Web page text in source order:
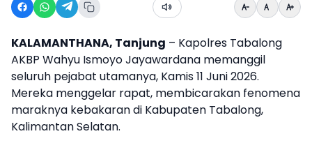
KALAMANTHANA, Tanjung – Kapolres Tabalong
AKBP Wahyu Ismoyo Jayawardana memanggil
seluruh pejabat utamanya, Kamis 11 Juni 2026.
Mereka menggelar rapat, membicarakan fenomena
maraknya kebakaran di Kabupaten Tabalong,
Kalimantan Selatan.